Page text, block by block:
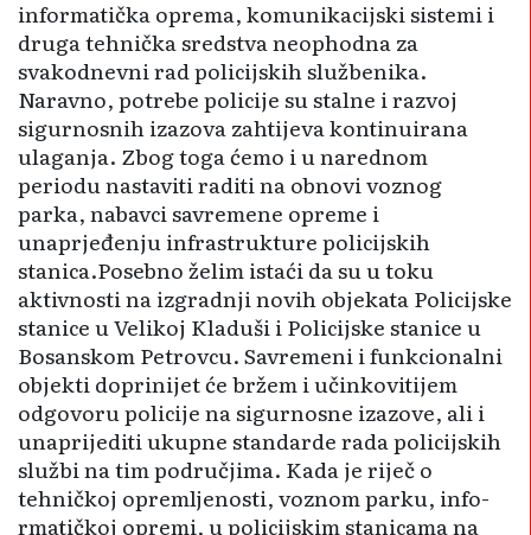
informatička oprema, ko­munikacijski sistemi i
druga tehni­čka sredstva neophodna za
svakodnevni rad policijskih službenika.
Naravno, potrebe policije su stalne i razvoj
sigurnosnih izazova zahtijeva kontinuirana
ulaganja. Zbog toga ćemo i u narednom
periodu nastaviti raditi na obnovi voznog
parka, nabavci savremene opreme i
unaprjeđenju infrastrukture policijskih
stanica.Posebno želim istaći da su u toku
aktivnosti na izgradnji novih objekata Policijske
stanice u Velikoj Kladuši i Policijske stanice u
Bosanskom Petrovcu. Savremeni i funkcionalni
objekti doprinijet će bržem i učinkovitijem
odgovoru policije na sigurnosne izazove, ali i
unaprijediti ukupne standarde rada policijskih
službi na tim podru­čjima. Kada je riječ o
tehničkoj opremljenosti, voznom parku, info­
rmatičkoj opremi, u policijskim stanicama na